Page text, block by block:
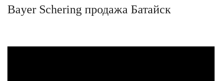
Bayer Schering продажа Батайск